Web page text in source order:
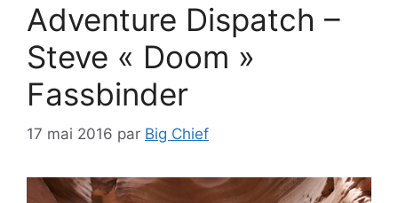
Adventure Dispatch –
Steve « Doom »
Fassbinder
17 mai 2016 par Big Chief